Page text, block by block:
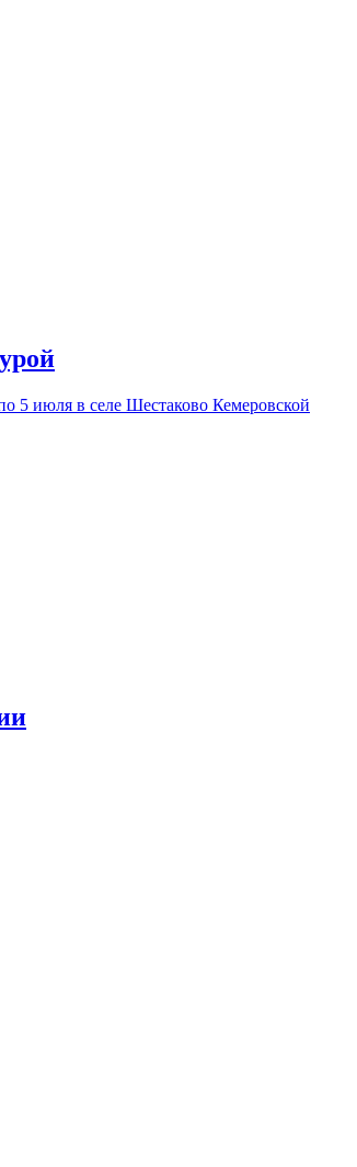
5 июля в селе Шестаково Кемеровской